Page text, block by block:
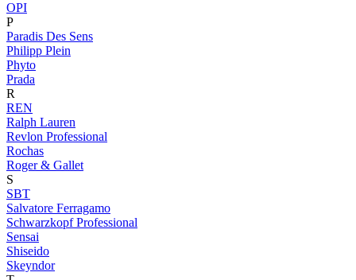
OPI
P
Paradis Des Sens
Philipp Plein
Phyto
Prada
R
REN
Ralph Lauren
Revlon Professional
Rochas
Roger & Gallet
S
SBT
Salvatore Ferragamo
Schwarzkopf Professional
Sensai
Shiseido
Skeyndor